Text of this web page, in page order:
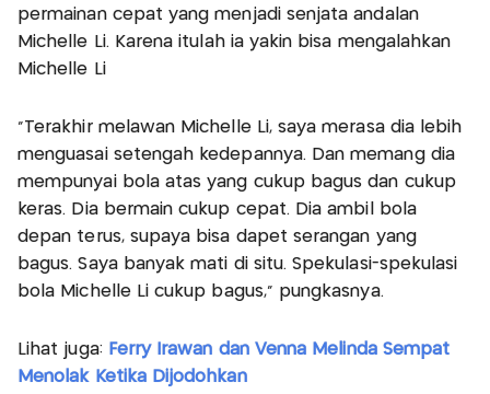
permainan cepat yang menjadi senjata andalan
Michelle Li. Karena itulah ia yakin bisa mengalahkan
Michelle Li
“Terakhir melawan Michelle Li, saya merasa dia lebih
menguasai setengah kedepannya. Dan memang dia
mempunyai bola atas yang cukup bagus dan cukup
keras. Dia bermain cukup cepat. Dia ambil bola
depan terus, supaya bisa dapet serangan yang
bagus. Saya banyak mati di situ. Spekulasi-spekulasi
bola Michelle Li cukup bagus,” pungkasnya.
Lihat juga: Ferry Irawan dan Venna Melinda Sempat
Menolak Ketika Dijodohkan